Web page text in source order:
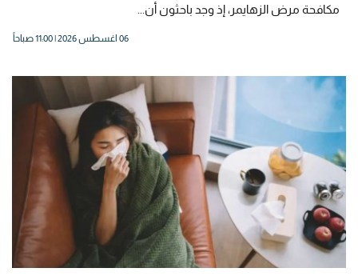
مكافحة مرض الزهايمر، إذ وجد باحثون أن...
06 اغسطس 2026 | 11:00 صباحاً